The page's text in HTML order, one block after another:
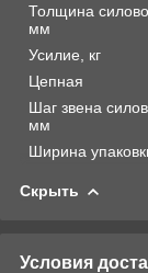
Толщина
мм
Усилие, кг
Цепная
Шаг звена
мм
Ширина
Скрыть
Условия